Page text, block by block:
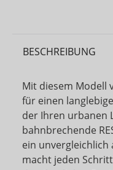
BESCHREIBUNG
Mit diesem Modell
für einen
der Ihren urbanen
bahnbrechende
ein unvergleichlich
macht jeden